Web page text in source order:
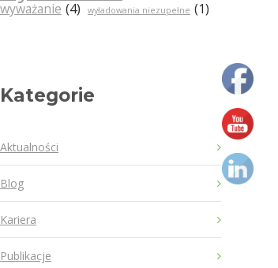
wyważanie (4) wyładowania niezupełne (1)
Kategorie
Aktualności
Blog
Kariera
Publikacje